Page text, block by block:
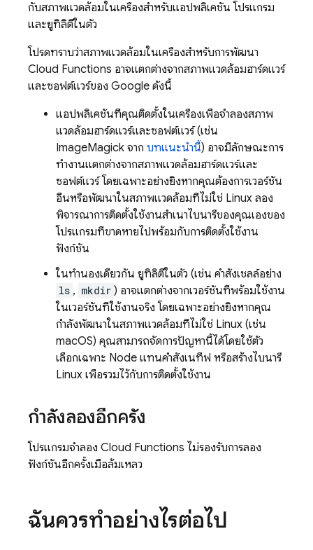
กับสภาพแวดล้อมในเครื่องสำหรับแอปพลิเคชัน โปรแกรม
และยูทิลิตีในตัว
โปรดทราบว่าสภาพแวดล้อมในเครื่องสำหรับการพัฒนา
Cloud Functions อาจแตกต่างจากสภาพแวดล้อมฮาร์ดแวร์
และซอฟต์แวร์ของ Google ดังนี้
แอปพลิเคชันที่คุณติดตั้งในเครื่องเพื่อจำลองสภาพ
แวดล้อมฮาร์ดแวร์และซอฟต์แวร์ (เช่น
ImageMagick จาก บทแนะนำนี้) อาจมีลักษณะการ
ทำงานแตกต่างจากสภาพแวดล้อมฮาร์ดแวร์และ
ซอฟต์แวร์ โดยเฉพาะอย่างยิ่งหากคุณต้องการเวอร์ชัน
อื่นหรือพัฒนาในสภาพแวดล้อมที่ไม่ใช่ Linux ลอง
พิจารณาการติดตั้งใช้งานสำเนาไบนารีของคุณเองของ
โปรแกรมที่ขาดหายไปพร้อมกับการติดตั้งใช้งาน
ฟังก์ชัน
ในทำนองเดียวกัน ยูทิลิตีในตัว (เช่น คำสั่งเชลล์อย่าง
ls , mkdir ) อาจแตกต่างจากเวอร์ชันที่พร้อมใช้งาน
ในเวอร์ชันที่ใช้งานจริง โดยเฉพาะอย่างยิ่งหากคุณ
กำลังพัฒนาในสภาพแวดล้อมที่ไม่ใช่ Linux (เช่น
macOS) คุณสามารถจัดการปัญหานี้ได้โดยใช้ตัว
เลือกเฉพาะ Node แทนคำสั่งเนทีฟ หรือสร้างไบนารี
Linux เพื่อรวมไว้กับการติดตั้งใช้งาน
กำลังลองอีกครั้ง
โปรแกรมจำลอง Cloud Functions ไม่รองรับการลอง
ฟังก์ชันอีกครั้งเมื่อล้มเหลว
ฉันควรทำอย่างไรต่อไป